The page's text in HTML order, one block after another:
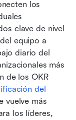
los
clave de nivel
equipo a
diario del
más
de los OKR
del
vuelve más
los líderes,